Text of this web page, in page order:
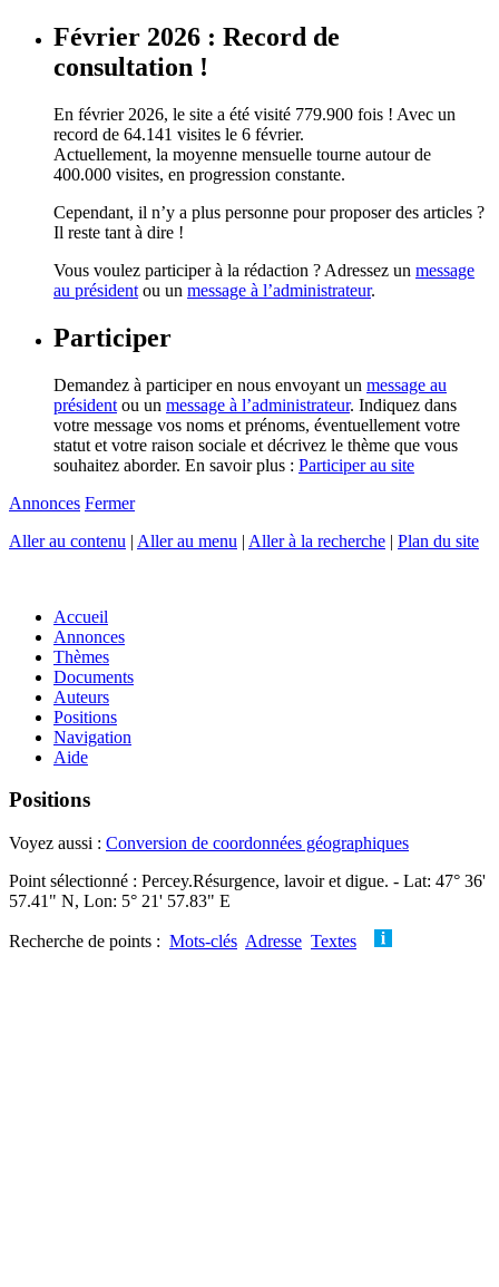
Février 2026 : Record de
consultation !
En février 2026, le site a été visité 779.900 fois ! Avec un
record de 64.141 visites le 6 février.
Actuellement, la moyenne mensuelle tourne autour de
400.000 visites, en progression constante.
Cependant, il n’y a plus personne pour proposer des articles ?
Il reste tant à dire !
Vous voulez participer à la rédaction ? Adressez un message
au président ou un message à l’administrateur.
Participer
Demandez à participer en nous envoyant un message au
président ou un message à l’administrateur. Indiquez dans
votre message vos noms et prénoms, éventuellement votre
statut et votre raison sociale et décrivez le thème que vous
souhaitez aborder. En savoir plus : Participer au site
Annonces Fermer
Aller au contenu | Aller au menu | Aller à la recherche | Plan du site
Accueil
Annonces
Thèmes
Documents
Auteurs
Positions
Navigation
Aide
Positions
Voyez aussi : Conversion de coordonnées géographiques
Point sélectionné : Percey.Résurgence, lavoir et digue. - Lat: 47° 36'
57.41" N, Lon: 5° 21' 57.83" E
Recherche de points : Mots-clés Adresse Textes